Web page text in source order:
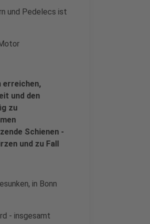
und Pedelecs ist
erreichen,
und den
zu
Schienen -
und zu Fall
in Bonn
- insgesamt